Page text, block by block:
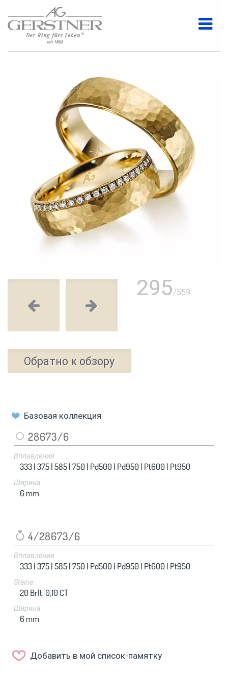
295/559
Обратно к обзору
Базовая коллекция
28673/6
Вплавления
333 |375 |585 |750 | Pd500 | Pd950 | Pt600 | Pt950
Ширина
6mm
4/28673/6
Вплавления
333 |375 |585 |750 | Pd500 | Pd950 | Pt600 | Pt950
Steine
20 Brlt. 0,10 CT
Ширина
6mm
Добавить в мой список-памятку